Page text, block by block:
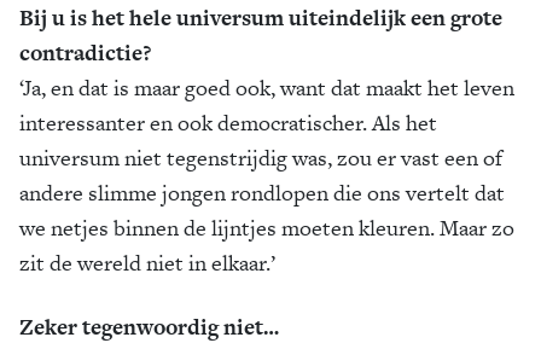
Bij u is het hele universum uiteindelijk een grote
contradictie?
‘Ja, en dat is maar goed ook, want dat maakt het leven
interessanter en ook democratischer. Als het
universum niet tegenstrijdig was, zou er vast een of
andere slimme jongen rondlopen die ons vertelt dat
we netjes binnen de lijntjes moeten kleuren. Maar zo
zit de wereld niet in elkaar.’
Zeker tegenwoordig niet…